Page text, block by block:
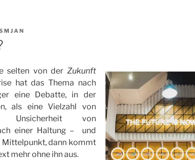
selten von der Zukunft
hat das Thema nach
eine Debatte, in der
als eine Vielzahl von
Unsicherheit von
einer Haltung – und
dann kommt
mehr ohne ihn aus.